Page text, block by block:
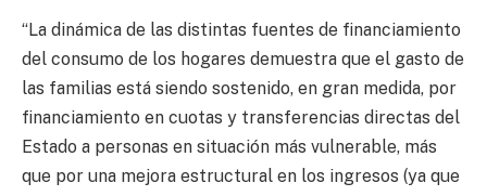
“La dinámica de las distintas fuentes de financiamiento
del consumo de los hogares demuestra que el gasto de
las familias está siendo sostenido, en gran medida, por
financiamiento en cuotas y transferencias directas del
Estado a personas en situación más vulnerable, más
que por una mejora estructural en los ingresos (ya que